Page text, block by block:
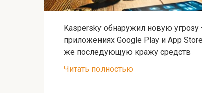
Kaspersky обнаружил новую
приложениях Google Play и App
же последующую кражу средств
Читать полностью